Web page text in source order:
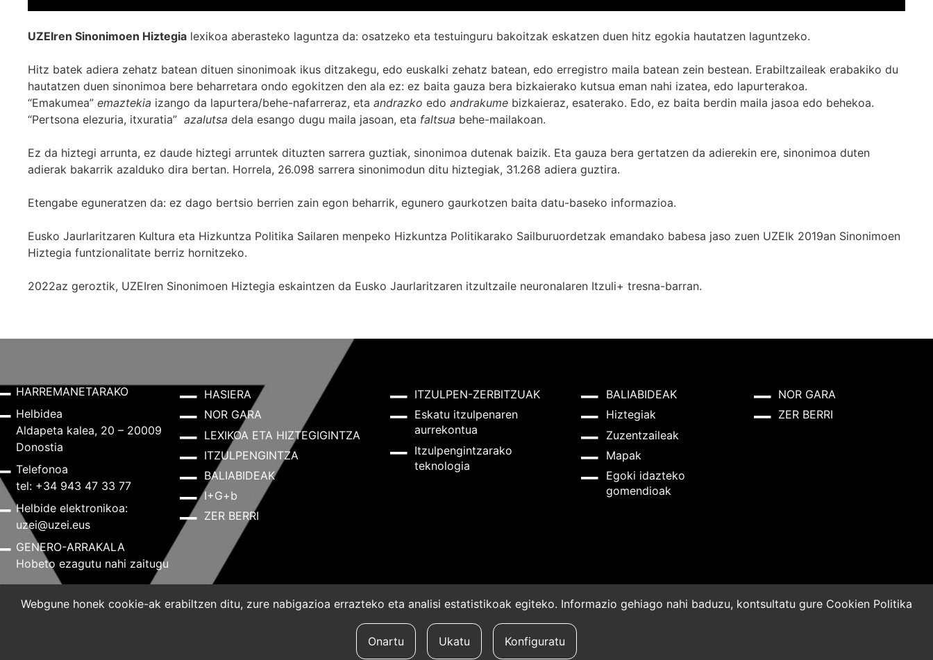
UZEIren Sinonimoen Hiztegia lexikoa aberasteko laguntza da: osatzeko eta testuinguru bakoitzak eskatzen duen hitz egokia hautatzen laguntzeko.
Hitz batek adiera zehatz batean dituen sinonimoak ikus ditzakegu, edo euskalki zehatz batean, edo erregistro maila batean zein bestean. Erabiltzaileak erabakiko du
hautatzen duen sinonimoa bere beharretara ondo egokitzen den ala ez: ez baita gauza bera bizkaierako kutsua eman nahi izatea, edo lapurterakoa.
“Emakumea” emaztekia izango da lapurtera/behe-nafarreraz, eta andrazko edo andrakume bizkaieraz, esaterako. Edo, ez baita berdin maila jasoa edo behekoa.
“Pertsona elezuria, itxuratia” azalutsa dela esango dugu maila jasoan, eta faltsua behe-mailakoan.
Ez da hiztegi arrunta, ez daude hiztegi arruntek dituzten sarrera guztiak, sinonimoa dutenak baizik. Eta gauza bera gertatzen da adierekin ere, sinonimoa duten
adierak bakarrik azalduko dira bertan. Horrela, 26.098 sarrera sinonimodun ditu hiztegiak, 31.268 adiera guztira.
Etengabe eguneratzen da: ez dago bertsio berrien zain egon beharrik, egunero gaurkotzen baita datu-baseko informazioa.
Eusko Jaurlaritzaren Kultura eta Hizkuntza Politika Sailaren menpeko Hizkuntza Politikarako Sailburuordetzak emandako babesa jaso zuen UZEIk 2019an Sinonimoen
Hiztegia funtzionalitate berriz hornitzeko.
2022az geroztik, UZEIren Sinonimoen Hiztegia eskaintzen da Eusko Jaurlaritzaren itzultzaile neuronalaren Itzuli+ tresna-barran.
HARREMANETARAKO
Helbidea
Aldapeta kalea, 20 – 20009
Donostia
Telefonoa
tel: +34 943 47 33 77
Helbide elektronikoa:
uzei@uzei.eus
GENERO-ARRAKALA
Hobeto ezagutu nahi zaitugu
HASIERA
NOR GARA
LEXIKOA ETA HIZTEGIGINTZA
ITZULPENGINTZA
BALIABIDEAK
I+G+b
ZER BERRI
ITZULPEN-ZERBITZUAK
Eskatu itzulpenaren
aurrekontua
Itzulpengintzarako
teknologia
BALIABIDEAK
Hiztegiak
Zuzentzaileak
Mapak
Egoki idazteko
gomendioak
NOR GARA
ZER BERRI
Lege-oharra Cookie-politika
Webgune honek cookie-ak erabiltzen ditu, zure nabigazioa errazteko eta analisi estatistikoak egiteko. Informazio gehiago nahi baduzu, kontsultatu gure Cookien Politika
Onartu Ukatu Konfiguratu